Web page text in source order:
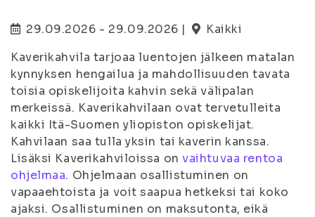
29.09.2026 - 29.09.2026 |
Kaikki
Kaverikahvila tarjoaa luentojen jälkeen matalan
kynnyksen hengailua ja mahdollisuuden tavata
toisia opiskelijoita kahvin sekä välipalan
merkeissä. Kaverikahvilaan ovat tervetulleita
kaikki Itä-Suomen yliopiston opiskelijat.
Kahvilaan saa tulla yksin tai kaverin kanssa.
Lisäksi Kaverikahviloissa onvaihtuvaa rentoa
ohjelmaa. Ohjelmaan osallistuminen on
vapaaehtoista ja voit saapua hetkeksi tai koko
ajaksi. Osallistuminen on maksutonta, eikä